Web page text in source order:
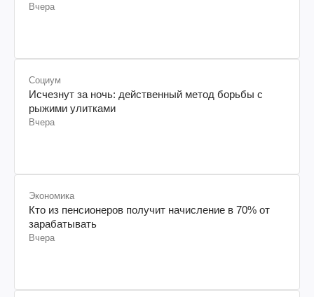
Вчера
Социум
Исчезнут за ночь: действенный метод борьбы с
рыжими улитками
Вчера
Экономика
Кто из пенсионеров получит начисление в 70% от
зарабатывать
Вчера